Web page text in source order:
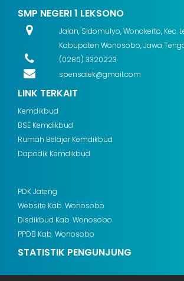
SMP NEGERI 1 LEKSONO
Jalan, Sidomulyo, Wonokerto, Kec.
Kabupaten Wonosobo, Jawa
(0286) 3320223
spensalek@gmail.com
LINK TERKAIT
Kemdikbud
BSE Kemdikbud
Rumah Belajar Kemdikbud
Dapodik Kemdikbud
PDK Jateng
Website Kab. Wonosobo
Disdikbud Kab. Wonosobo
PPDB Kab. Wonosobo
STATISTIK PENGUNJUNG